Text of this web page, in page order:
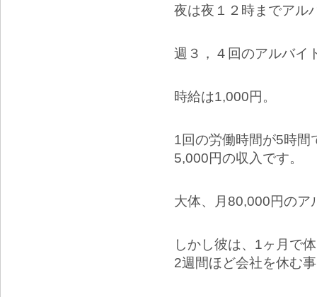
夜は夜１２時までアル
週３，４回のアルバイ
時給は1,000円。
1回の労働時間が5時
5,000円の収入です。
大体、月80,000円のア
しかし彼は、1ヶ月で
2週間ほど会社を休む